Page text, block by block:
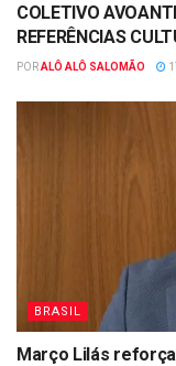
COLETIVO
REFERÊNCIAS
PORALÔ ALÔ SALOMÃO
BRASIL
Março Lilás